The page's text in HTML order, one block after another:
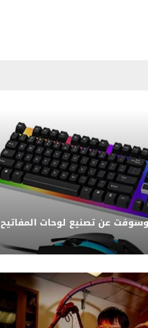
عن تصنيع لوحات المفاتيح